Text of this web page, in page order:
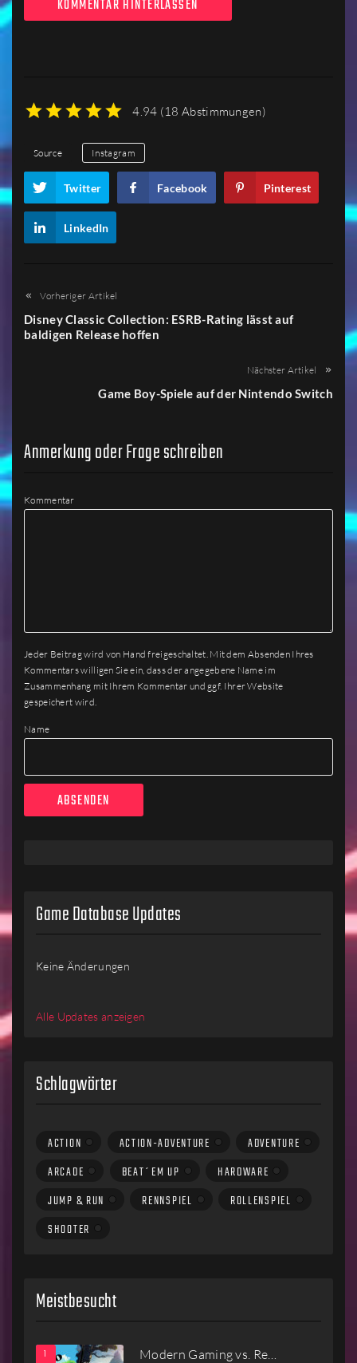
KOMMENTAR HINTERLASSEN
4.94 (18 Abstimmungen)
Source Instagram
Twitter Facebook Pinterest
LinkedIn
Vorheriger Artikel
Disney Classic Collection: ESRB-Rating lässt auf
baldigen Release hoffen
Nächster Artikel
Game Boy-Spiele auf der Nintendo Switch
Anmerkung oder Frage schreiben
Kommentar
Jeder Beitrag wird von Hand freigeschaltet. Mit dem Absenden Ihres
Kommentars willigen Sie ein, dass der angegebene Name im
Zusammenhang mit Ihrem Kommentar und ggf. Ihrer Website
gespeichert wird.
Name
Game Database Updates
Keine Änderungen
Alle Updates anzeigen
Schlagwörter
ACTION ACTION-ADVENTURE
ADVENTURE
ARCADE
BEAT´EM UP
HARDWARE
JUMP & RUN
RENNSPIEL
ROLLENSPIEL
SHOOTER
Meistbesucht
Modern Gaming vs. Re…